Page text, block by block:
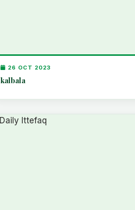
26 OCT 2023
kalbala